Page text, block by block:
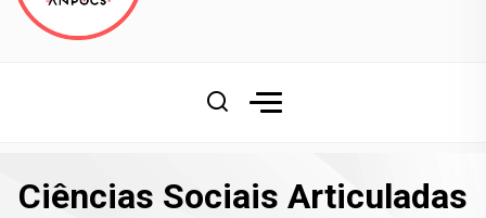
Ciências Sociais Articuladas